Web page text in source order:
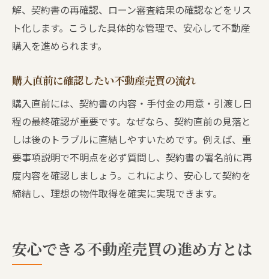
解、契約書の再確認、ローン審査結果の確認などをリス
ト化します。こうした具体的な管理で、安心して不動産
購入を進められます。
購入直前に確認したい不動産売買の流れ
購入直前には、契約書の内容・手付金の用意・引渡し日
程の最終確認が重要です。なぜなら、契約直前の見落と
しは後のトラブルに直結しやすいためです。例えば、重
要事項説明で不明点を必ず質問し、契約書の署名前に再
度内容を確認しましょう。これにより、安心して契約を
締結し、理想の物件取得を確実に実現できます。
安心できる不動産売買の進め方とは